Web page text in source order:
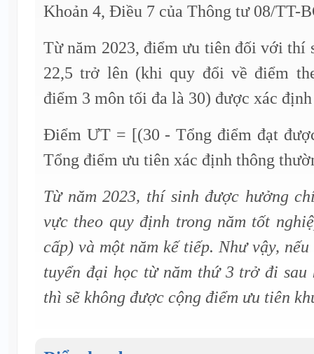
Khoản 4, Điều 7 của Thông tư 08/TT-
Từ năm 2023, điểm ưu tiên đối với thí
22,5 trở lên (khi quy đổi về điểm
điểm 3 môn tối đa là 30) được xác
Điểm ƯT = [(30 - Tổng điểm đạt
Tổng điểm ưu tiên xác định thông
Từ năm 2023, thí sinh được hưởng
vực theo quy định trong năm tốt
cấp) và một năm kế tiếp. Như vậy,
tuyển đại học từ năm thứ 3 trở đi
thì sẽ không được cộng điểm ưu tiên